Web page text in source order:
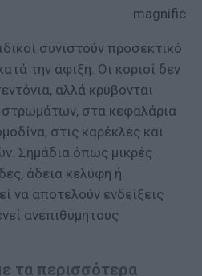
magnific
συνιστούν προσεκτικό
την άφιξη. Οι κοριοί δεν
αλλά κρύβονται
στα κεφαλάρια
στις καρέκλες και
Σημάδια όπως μικρές
άδεια κελύφη ή
να αποτελούν ενδείξεις
ανεπιθύμητους
τα περισσότερα